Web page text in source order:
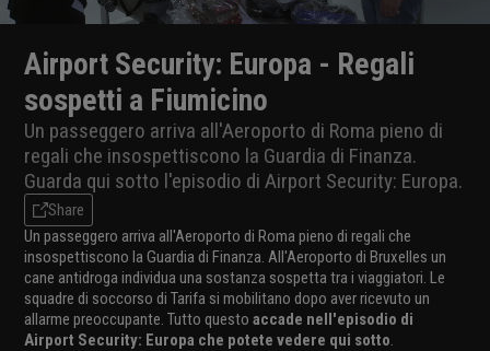
Airport Security: Europa - Regali
sospetti a Fiumicino
Un passeggero arriva all'Aeroporto di Roma pieno di
regali che insospettiscono la Guardia di Finanza.
Guarda qui sotto l'episodio di Airport Security: Europa.
Share
Un passeggero arriva all'Aeroporto di Roma pieno di regali che
insospettiscono la Guardia di Finanza. All'Aeroporto di Bruxelles un
cane antidroga individua una sostanza sospetta tra i viaggiatori. Le
squadre di soccorso di Tarifa si mobilitano dopo aver ricevuto un
allarme preoccupante. Tutto questo accade nell'episodio di
Airport Security: Europa che potete vedere qui sotto.